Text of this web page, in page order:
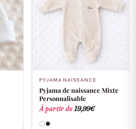
PYJAMA NAISSANCE
Pyjama de naissance Mixte
Personnalisable
À partir de 19,99€